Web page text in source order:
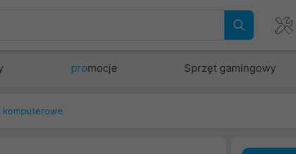
promocje Sprzęt gamingowy
komputerowe